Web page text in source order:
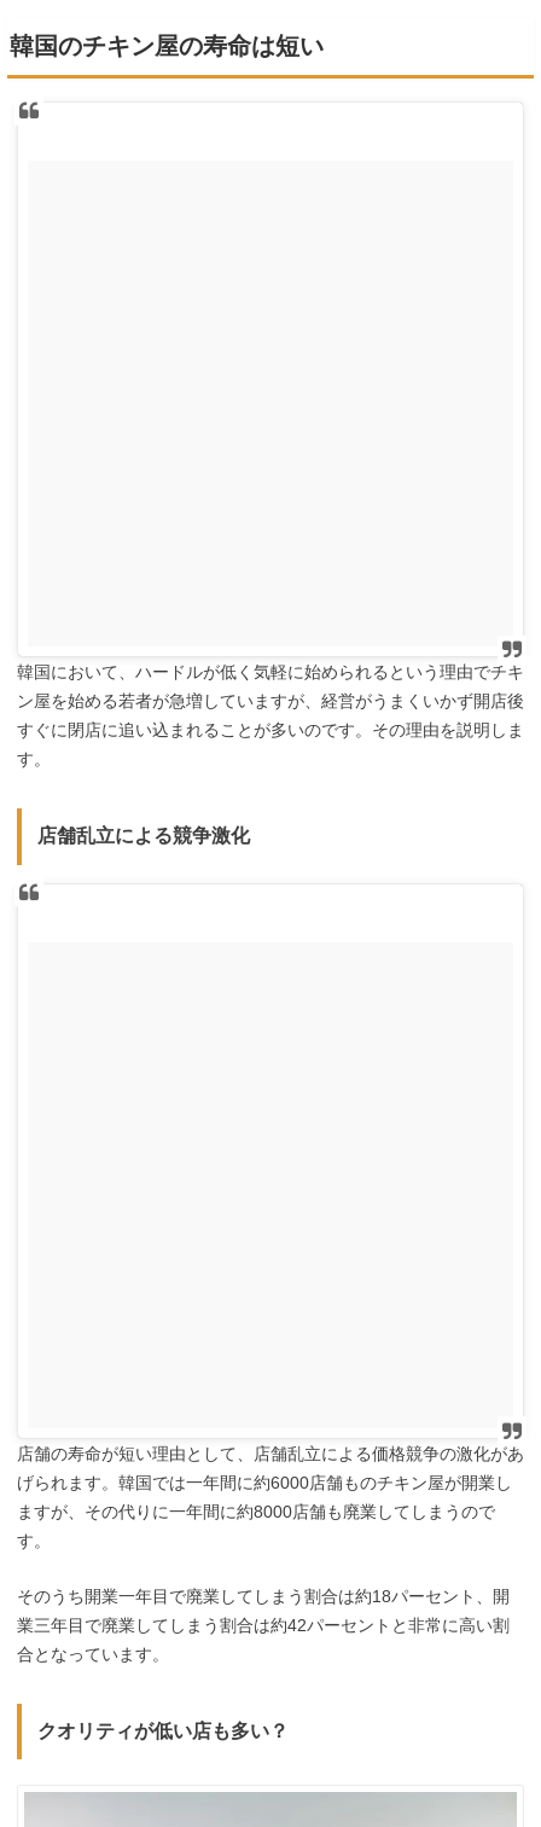
韓国のチキン屋の寿命は短い
韓国において、ハードルが低く気軽に始められるという理由でチキ
ン屋を始める若者が急増していますが、経営がうまくいかず開店後
すぐに閉店に追い込まれることが多いのです。その理由を説明しま
す。
店舗乱立による競争激化
店舗の寿命が短い理由として、店舗乱立による価格競争の激化があ
げられます。韓国では一年間に約6000店舗ものチキン屋が開業し
ますが、その代りに一年間に約8000店舗も廃業してしまうので
す。
そのうち開業一年目で廃業してしまう割合は約18パーセント、開
業三年目で廃業してしまう割合は約42パーセントと非常に高い割
合となっています。
クオリティが低い店も多い？